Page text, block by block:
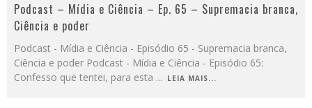
Podcast – Mídia e Ciência – Ep. 65 – Supremacia branca,
Ciência e poder
Podcast - Mídia e Ciência - Episódio 65 - Supremacia branca,
Ciência e poder Podcast - Mídia e Ciência - Episódio 65:
Confesso que tentei, para esta ... LEIA MAIS...